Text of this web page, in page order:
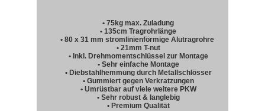
• 75kg max. Zuladung
• 135cm Tragrohrlänge
• 80 x 31 mm stromlinienförmige Alutragrohre
• 21mm T-nut
• Inkl. Drehmomentschlüssel zur Montage
• Sehr einfache Montage
• Diebstahlhemmung durch Metallschlösser
• Gummiert gegen Verkratzungen
• Umrüstbar auf viele weitere PKW
• Sehr robust & langlebig
• Premium Qualität